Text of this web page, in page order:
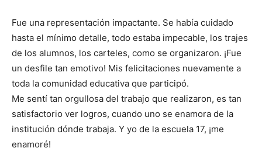
Fue una representación impactante. Se había cuidado
hasta el mínimo detalle, todo estaba impecable, los trajes
de los alumnos, los carteles, como se organizaron. ¡Fue
un desfile tan emotivo! Mis felicitaciones nuevamente a
toda la comunidad educativa que participó.
Me sentí tan orgullosa del trabajo que realizaron, es tan
satisfactorio ver logros, cuando uno se enamora de la
institución dónde trabaja. Y yo de la escuela 17, ¡me
enamoré!